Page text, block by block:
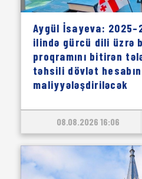
Aygül İsayeva:
ilində gürcü dili üzrə
proqramını bitirən
təhsili dövlət
maliyyələşdiriləcək
08.08.2026 16:06